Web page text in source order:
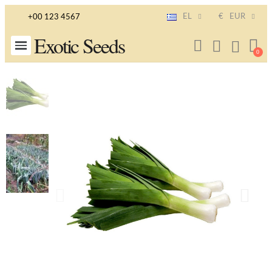
+00 123 4567 EL € EUR
Exotic Seeds